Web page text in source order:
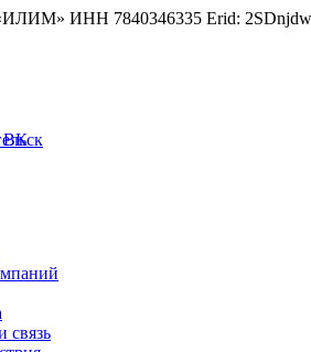
ИНН 7840346335 Erid:
связь